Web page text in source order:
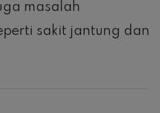
masalah
sakit jantung dan